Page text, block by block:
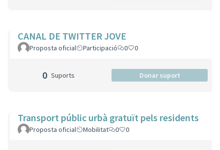
CANAL DE TWITTER JOVE
Proposta oficial Participació 0 0
0 Suports Donar suport
Transport públic urbà gratuït pels residents
Proposta oficial Mobilitat 0 0